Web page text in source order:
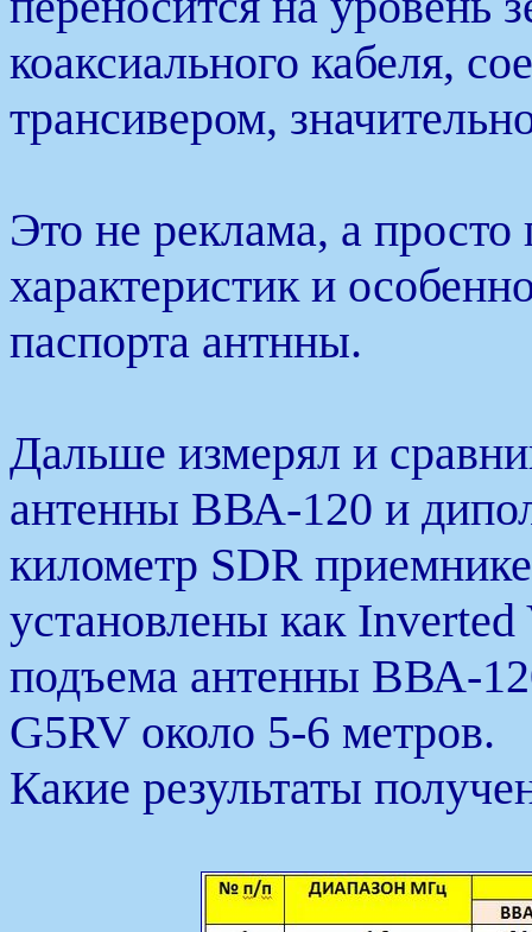
коаксиального кабеля,
трансивером,
Это не реклама, а просто
характеристик и
паспорта антнны.
Дальше измерял и
антенны ВВА-120 и
километр SDR
установлены как
подъема антенны ВВА-
G5RV около 5-6 метров.
Какие результаты